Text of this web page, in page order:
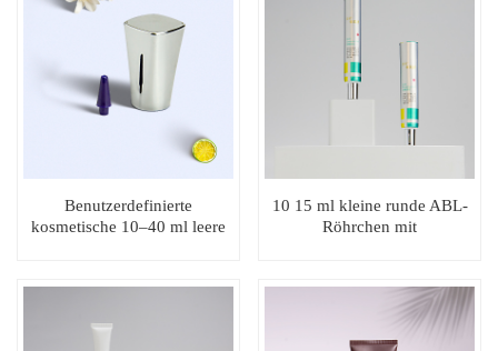
Benutzerdefinierte
kosmetische 10–40 ml leere
10 15 ml kleine runde ABL-
Röhrchen mit